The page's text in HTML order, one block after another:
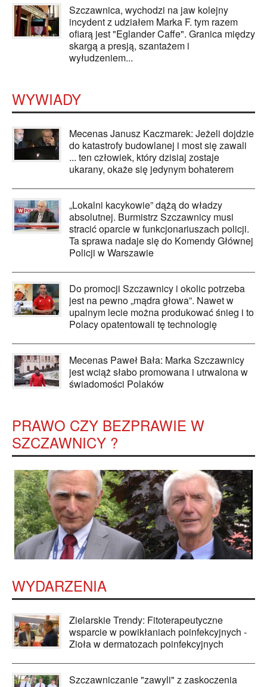
Szczawnica, wychodzi na jaw kolejny
incydent z udziałem Marka F. tym razem
ofiarą jest "Eglander Caffe". Granica między
skargą a presją, szantażem i
wyłudzeniem...
WYWIADY
Mecenas Janusz Kaczmarek: Jeżeli dojdzie
do katastrofy budowlanej i most się zawali
... ten człowiek, który dzisiaj zostaje
ukarany, okaże się jedynym bohaterem
„Lokalni kacykowie” dążą do władzy
absolutnej. Burmistrz Szczawnicy musi
stracić oparcie w funkcjonariuszach policji.
Ta sprawa nadaje się do Komendy Głównej
Policji w Warszawie
Do promocji Szczawnicy i okolic potrzeba
jest na pewno „mądra głowa”. Nawet w
upalnym lecie można produkować śnieg i to
Polacy opatentowali tę technologię
Mecenas Paweł Bała: Marka Szczawnicy
jest wciąż słabo promowana i utrwalona w
świadomości Polaków
PRAWO CZY BEZPRAWIE W
SZCZAWNICY ?
WYDARZENIA
Zielarskie Trendy: Fitoterapeutyczne
wsparcie w powikłaniach poinfekcyjnych -
Zioła w dermatozach poinfekcyjnych
Szczawniczanie "zawyli" z zaskoczenia